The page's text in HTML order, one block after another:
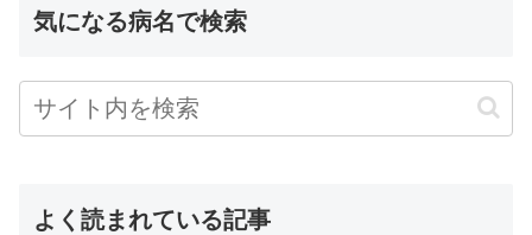
気になる病名で検索
よく読まれている記事